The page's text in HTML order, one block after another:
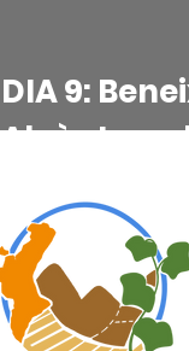
DIA 9:
Alcàntera